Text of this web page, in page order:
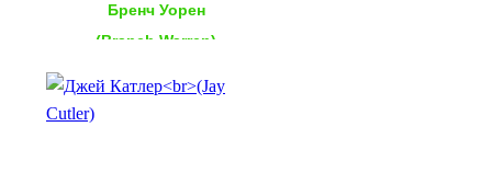
Бренч Уорен
(Branch Warren)